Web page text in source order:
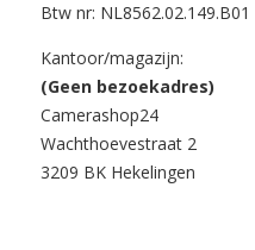
Btw nr: NL8562.02.149.B01
Kantoor/magazijn:
(Geen bezoekadres)
Camerashop24
Wachthoevestraat 2
3209 BK Hekelingen